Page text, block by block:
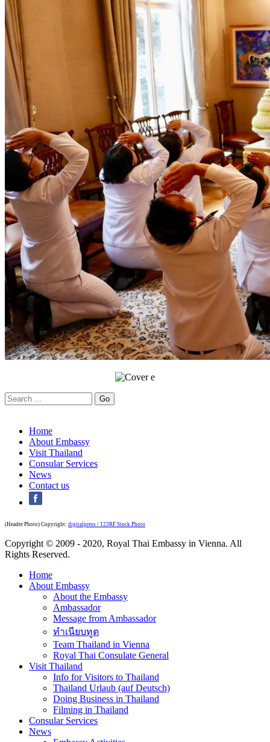
Home
About Embassy
Visit Thailand
Consular Services
News
Contact us
(Header Photo) Copyright: digitalpress / 123RF Stock Photo
Copyright © 2009 - 2020, Royal Thai Embassy in Vienna. All
Rights Reserved.
Home
About Embassy
About the Embassy
Ambassador
Message from Ambassador
ทำเนียบทูต
Team Thailand in Vienna
Royal Thai Consulate General
Visit Thailand
Info for Visitors to Thailand
Thailand Urlaub (auf Deutsch)
Doing Business in Thailand
Filming in Thailand
Consular Services
News